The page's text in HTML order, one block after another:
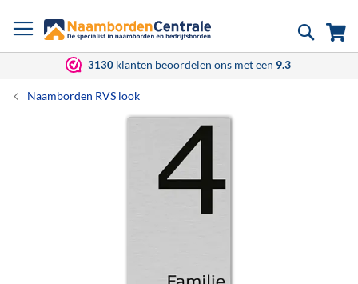
naar
Zoek
3130 klanten beoordelen ons met een 9.3
Naamborden RVS look